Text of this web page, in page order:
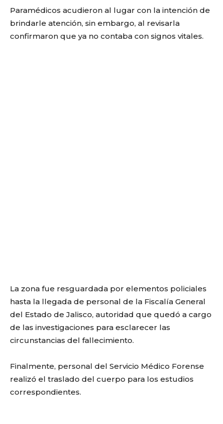
Paramédicos acudieron al lugar con la intención de
brindarle atención, sin embargo, al revisarla
confirmaron que ya no contaba con signos vitales.
La zona fue resguardada por elementos policiales
hasta la llegada de personal de la Fiscalía General
del Estado de Jalisco, autoridad que quedó a cargo
de las investigaciones para esclarecer las
circunstancias del fallecimiento.
Finalmente, personal del Servicio Médico Forense
realizó el traslado del cuerpo para los estudios
correspondientes.